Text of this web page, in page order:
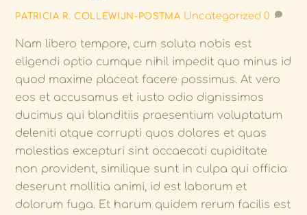
PATRICIA R. COLLEWIJN-POSTMA Uncategorized 0
Nam libero tempore, cum soluta nobis est
eligendi optio cumque nihil impedit quo minus id
quod maxime placeat facere possimus. At vero
eos et accusamus et iusto odio dignissimos
ducimus qui blanditiis praesentium voluptatum
deleniti atque corrupti quos dolores et quas
molestias excepturi sint occaecati cupiditate
non provident, similique sunt in culpa qui officia
deserunt mollitia animi, id est laborum et
dolorum fuga. Et harum quidem rerum facilis est